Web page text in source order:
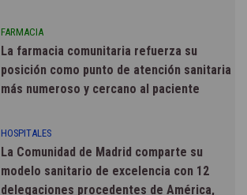
FARMACIA
La farmacia comunitaria refuerza su
posición como punto de atención sanitaria
más numeroso y cercano al paciente
HOSPITALES
La Comunidad de Madrid comparte su
modelo sanitario de excelencia con 12
delegaciones procedentes de América,